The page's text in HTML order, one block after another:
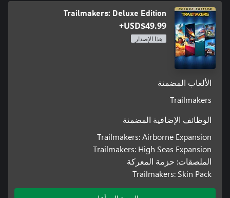
حزمة العمليات مليئة بكل شيء من العلامات، وثقوب الرصاص،
وخطوط السباق، وإلى مقاييس لوحة القيادة للطائرة. أعطِ بناءك
50x ملصقات مع ثقوب رصاص، وعلامات حرق، ولوحات القيادة،
Trailmakers: Deluxe Edition
USD$49.99+
هذا الإصدار
الألعاب المضمنة
Trailmakers
الوظائف الإضافية المضمنة
Trailmakers: Airborne Expansion
Trailmakers: High Seas Expansion
الملصقات: حزمة المعركة
Trailmakers: Skin Pack